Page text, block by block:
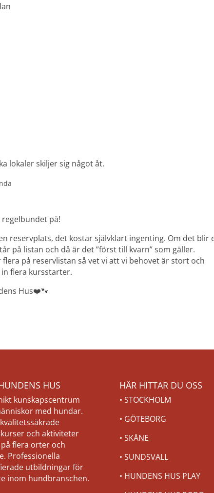
lokaler skiljer sig något åt.
på!
reservplats, det kostar självklart ingenting. Om det blir
på listan och då är det ”först till kvarn” som gäller.
på reservlistan så vet vi att vi behovet är stort och
flera kursstarter.
Hus❤️🐾
HUS
kunskapscentrum
med hundar.
och aktiviteter
flera orter och
Professionella
utbildningar för
inom hundbranschen.
HÄR HITTAR DU OSS
• STOCKHOLM
• GÖTEBORG
• SKÅNE
• SUNDSVALL
• HUNDENS HUS PLAY